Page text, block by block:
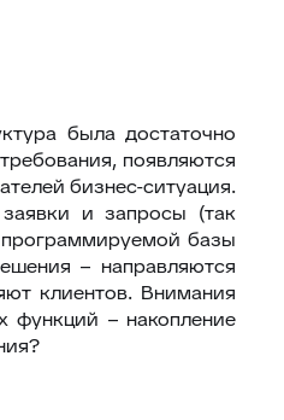
была достаточно
появляются
бизнес-ситуация.
и запросы (так
базы
– направляются
клиентов. Внимания
функций – накопление